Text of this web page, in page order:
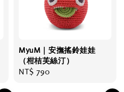
MyuM｜安撫搖鈴娃娃
（柑桔芙絲汀）
Regular
NT$ 790